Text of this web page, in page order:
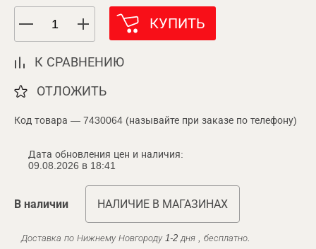
КУПИТЬ
К СРАВНЕНИЮ
ОТЛОЖИТЬ
Код товара — 7430064 (называйте при заказе по телефону)
Дата обновления цен и наличия:
09.08.2026 в 18:41
В наличии НАЛИЧИЕ В МАГАЗИНАХ
Доставка по Нижнему Новгороду 1-2 дня , бесплатно.